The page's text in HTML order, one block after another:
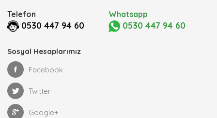
Telefon
0530 447 94 60
Whatsapp
0530 447 94 60
Sosyal Hesaplarımız
Facebook
Twitter
Google+